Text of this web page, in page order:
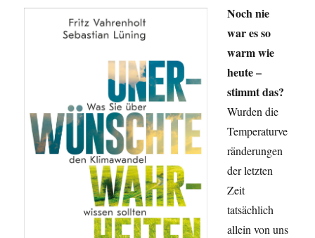
Noch nie
war es so
warm wie
heute –
stimmt das?
Wurden die
Temperaturve
ränderungen
der letzten
Zeit
tatsächlich
allein von uns